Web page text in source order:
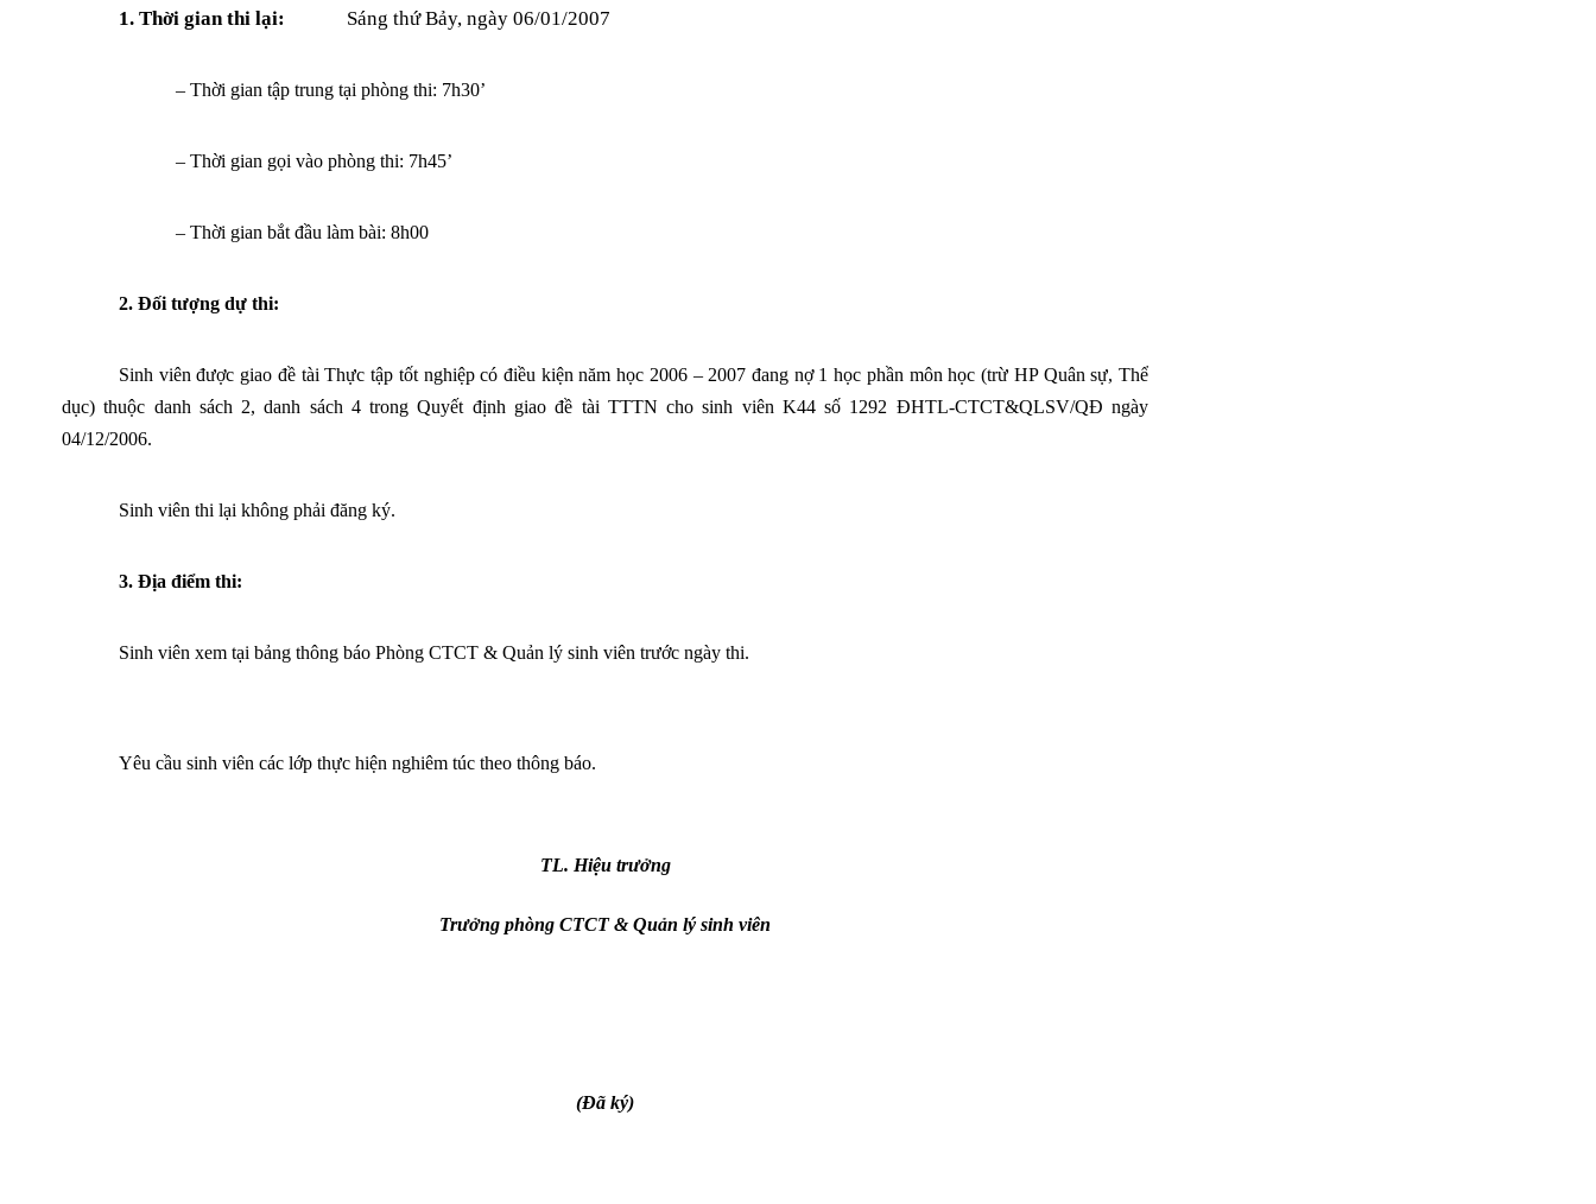
1. Thời gian thi lại: Sáng thứ Bảy, ngày 06/01/2007
– Thời gian tập trung tại phòng thi: 7h30’
– Thời gian gọi vào phòng thi: 7h45’
– Thời gian bắt đầu làm bài: 8h00
2. Đối tượng dự thi:
Sinh viên được giao đề tài Thực tập tốt nghiệp có điều kiện năm học 2006 – 2007 đang nợ 1 học phần môn học (trừ HP Quân sự, Thể
dục) thuộc danh sách 2, danh sách 4 trong Quyết định giao đề tài TTTN cho sinh viên K44 số 1292 ĐHTL-CTCT&QLSV/QĐ ngày
04/12/2006.
Sinh viên thi lại không phải đăng ký.
3. Địa điểm thi:
Sinh viên xem tại bảng thông báo Phòng CTCT & Quản lý sinh viên trước ngày thi.
Yêu cầu sinh viên các lớp thực hiện nghiêm túc theo thông báo.
TL. Hiệu trưởng
Trưởng phòng CTCT & Quản lý sinh viên
(Đã ký)